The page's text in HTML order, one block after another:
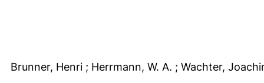
Brunner, Henri ; Herrmann, W. A. ; Wachter,